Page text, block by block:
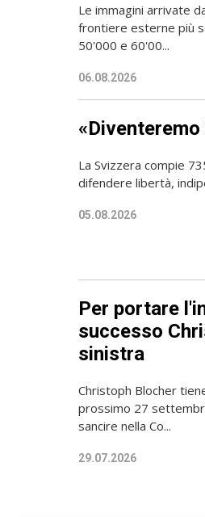
Le immagini arrivate
frontiere esterne più
50'000 e 60'00...
06.08.2026
La Svizzera compie
difendere libertà,
05.08.2026
Per portare
successo
sinistra
Christoph Blocher
prossimo 27
sancire nella Co...
29.07.2026